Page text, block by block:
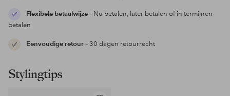
Flexibele betaalwijze– Nu betalen, later betalen of in termijnen
betalen
Eenvoudige retour– 30 dagen retourrecht
Stylingtips